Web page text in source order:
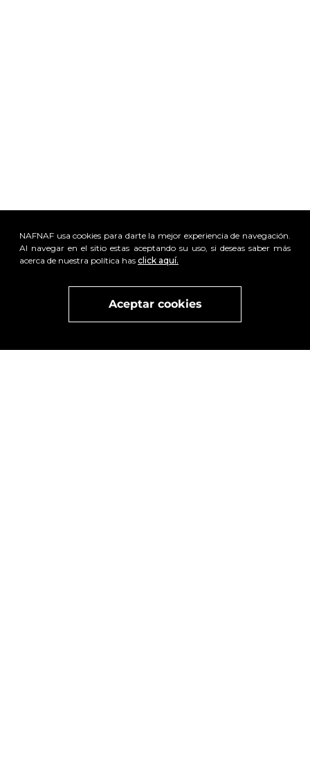
NAFNAF usa cookies para darte la mejor experiencia de navegación.
Al navegar en el sitio estas aceptando su uso, si deseas saber más
acerca de nuestra política has click aquí.
Aceptar cookies